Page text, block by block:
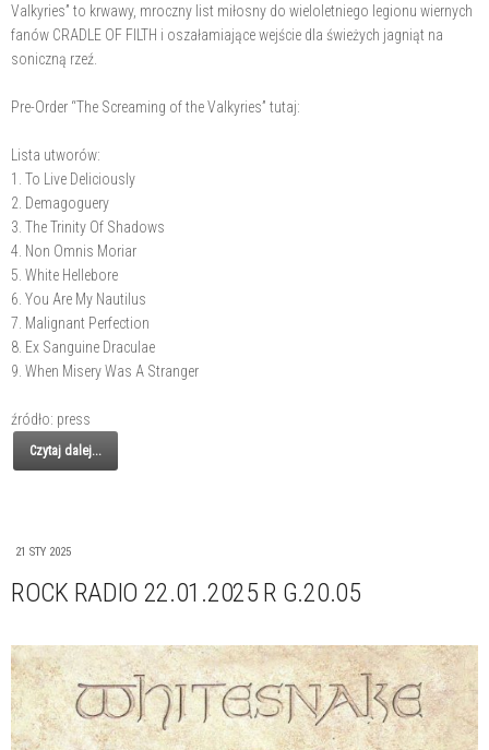
Valkyries” to krwawy, mroczny list miłosny do wieloletniego legionu wiernych
fanów CRADLE OF FILTH i oszałamiające wejście dla świeżych jagniąt na
soniczną rzeź.
Pre-Order “The Screaming of the Valkyries” tutaj:
Lista utworów:
1. To Live Deliciously
2. Demagoguery
3. The Trinity Of Shadows
4. Non Omnis Moriar
5. White Hellebore
6. You Are My Nautilus
7. Malignant Perfection
8. Ex Sanguine Draculae
9. When Misery Was A Stranger
źródło: press
Czytaj dalej...
21 STY 2025
ROCK RADIO 22.01.2025 R G.20.05